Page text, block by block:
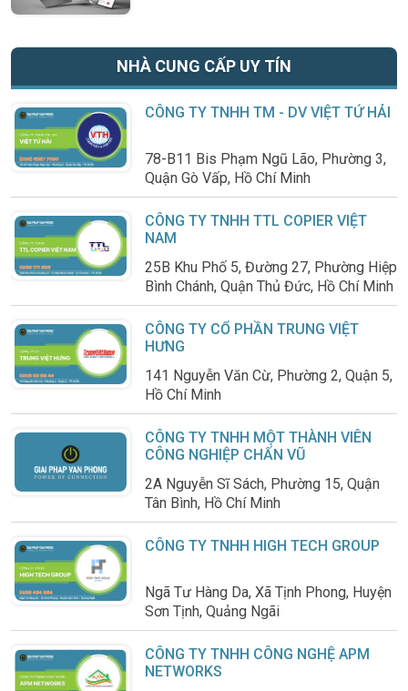
NHÀ CUNG CẤP UY TÍN
CÔNG TY TNHH TM - DV VIỆT TỨ HẢI
78-B11 Bis Phạm Ngũ Lão, Phường 3,
Quận Gò Vấp, Hồ Chí Minh
CÔNG TY TNHH TTL COPIER VIỆT
NAM
25B Khu Phố 5, Đường 27, Phường Hiệp
Bình Chánh, Quận Thủ Đức, Hồ Chí Minh
CÔNG TY CỔ PHẦN TRUNG VIỆT
HƯNG
141 Nguyễn Văn Cừ, Phường 2, Quận 5,
Hồ Chí Minh
CÔNG TY TNHH MỘT THÀNH VIÊN
CÔNG NGHIỆP CHẤN VŨ
2A Nguyễn Sĩ Sách, Phường 15, Quận
Tân Bình, Hồ Chí Minh
CÔNG TY TNHH HIGH TECH GROUP
Ngã Tư Hàng Da, Xã Tịnh Phong, Huyện
Sơn Tịnh, Quảng Ngãi
CÔNG TY TNHH CÔNG NGHỆ APM
NETWORKS